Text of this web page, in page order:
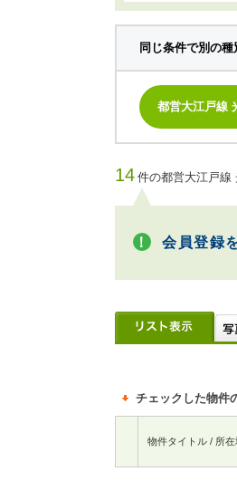
同じ条件で別の
都営大江戸線
14 件の都営大江戸線
会員登録
チェックした物件
物件タイトル / 所